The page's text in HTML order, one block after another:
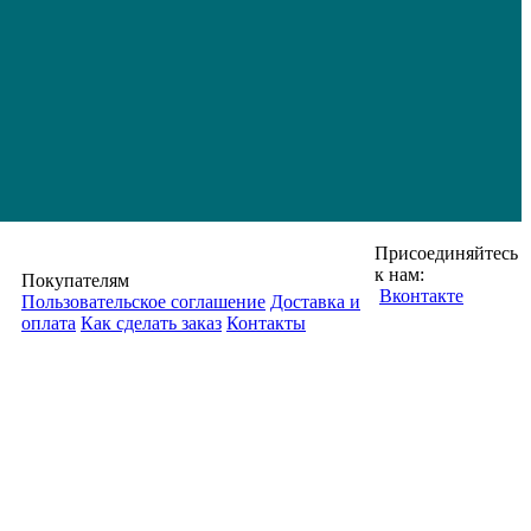
Покупателям
Пользовательское соглашение Доставка и
оплата Как сделать заказ Контакты
Присоединяйтесь
к нам:
Вконтакте